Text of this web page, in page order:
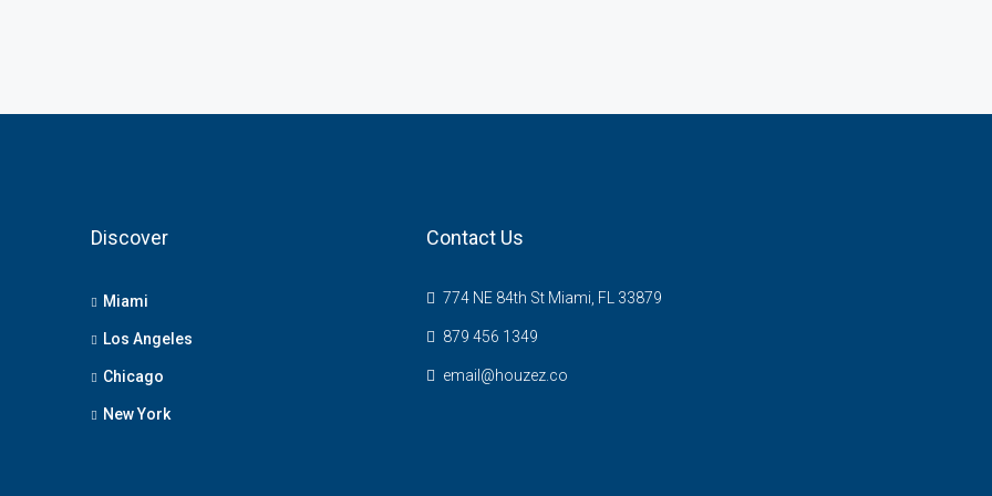
Discover
Miami
Los Angeles
Chicago
New York
Contact Us
774 NE 84th St Miami, FL 33879
879 456 1349
email@houzez.co